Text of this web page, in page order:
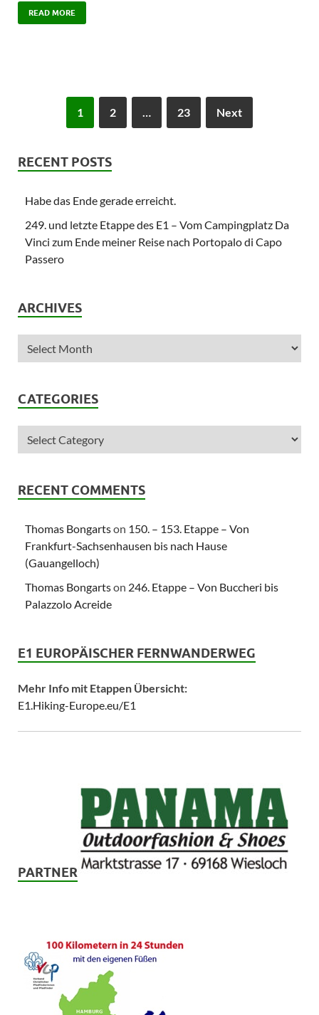
READ MORE
1 2 … 23 Next
RECENT POSTS
Habe das Ende gerade erreicht.
249. und letzte Etappe des E1 – Vom Campingplatz Da
Vinci zum Ende meiner Reise nach Portopalo di Capo
Passero
ARCHIVES
CATEGORIES
RECENT COMMENTS
Thomas Bongartson 150. – 153. Etappe – Von
Frankfurt-Sachsenhausen bis nach Hause
(Gauangelloch)
Thomas Bongartson 246. Etappe – Von Buccheri bis
Palazzolo Acreide
E1 EUROPÄISCHER FERNWANDERWEG
Mehr Info mit Etappen Übersicht:
E1.Hiking-Europe.eu/E1
PARTNER